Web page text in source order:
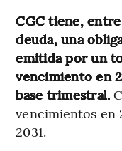
CGC tiene,
deuda, una
emitida por un
vencimiento en
base trimestral.
vencimientos en
2031.